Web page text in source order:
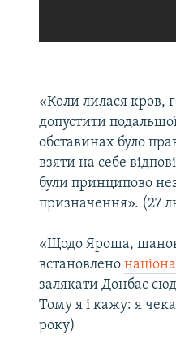
«Коли лилася кров,
допустити
обставинах було
взяти на себе
були принципово
призначення». (27
«Щодо Яроша,
встановлено
залякати Донбас
Тому я і кажу: я
року)